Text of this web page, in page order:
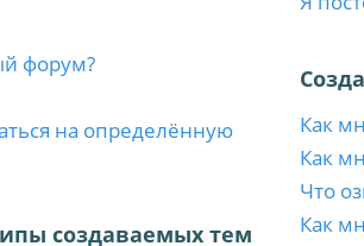
форум?
на определённую
создаваемых тем
Как
Как
Что
Как